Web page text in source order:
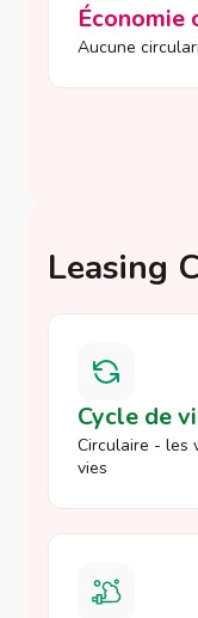
Économie
Aucune
Leasing
Cycle de
Circulaire - les
vies